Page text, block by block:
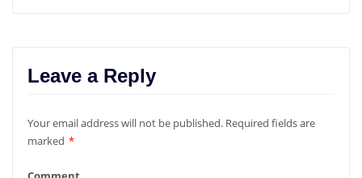
Leave a Reply
Your email address will not be published. Required fields are
marked *